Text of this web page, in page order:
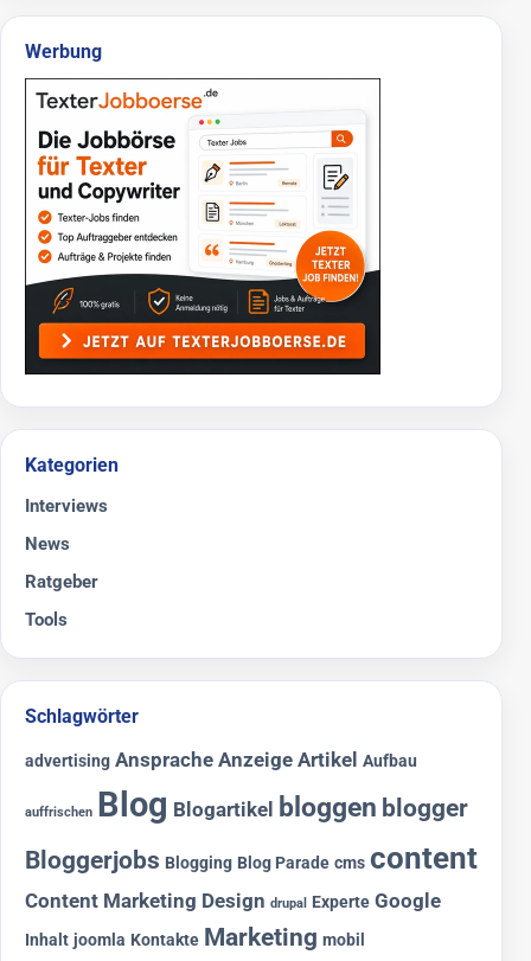
Werbung
Kategorien
Interviews
News
Ratgeber
Tools
Schlagwörter
advertising Ansprache Anzeige Artikel Aufbau
auffrischen Blog Blogartikel bloggen blogger
Bloggerjobs Blogging Blog Parade cms content
Content Marketing Design drupal Experte Google
Inhalt joomla Kontakte Marketing mobil